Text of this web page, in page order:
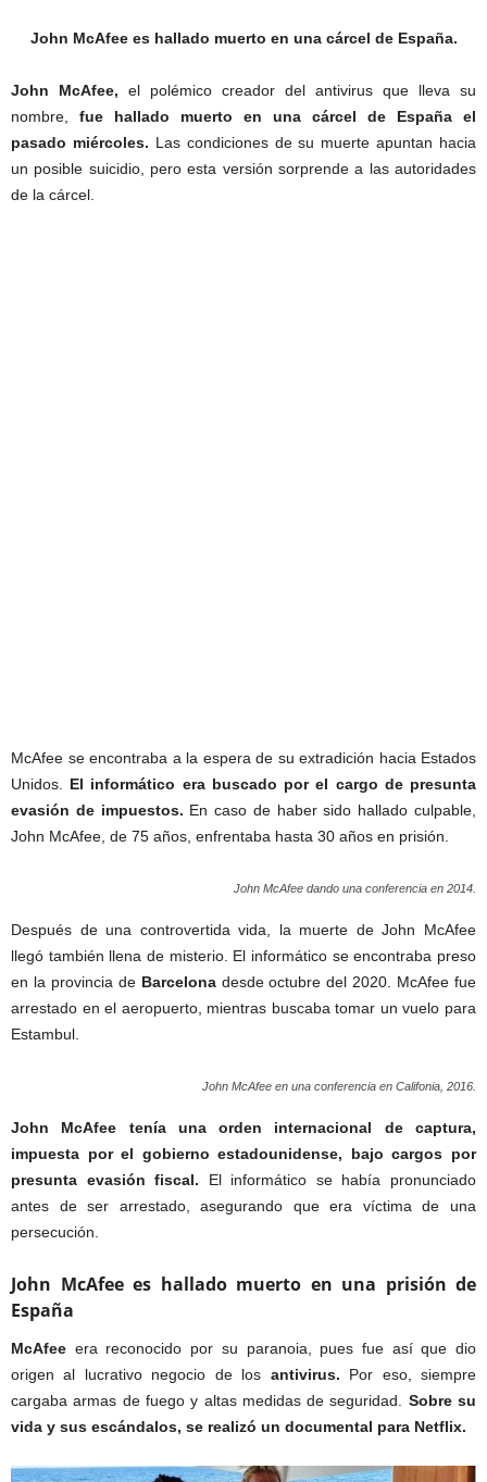
John McAfee es hallado muerto en una cárcel de España.
John McAfee, el polémico creador del antivirus que lleva su
nombre, fue hallado muerto en una cárcel de España el
pasado miércoles. Las condiciones de su muerte apuntan hacia
un posible suicidio, pero esta versión sorprende a las autoridades
de la cárcel.
McAfee se encontraba a la espera de su extradición hacia Estados
Unidos. El informático era buscado por el cargo de presunta
evasión de impuestos. En caso de haber sido hallado culpable,
John McAfee, de 75 años, enfrentaba hasta 30 años en prisión.
John McAfee dando una conferencia en 2014.
Después de una controvertida vida, la muerte de John McAfee
llegó también llena de misterio. El informático se encontraba preso
en la provincia de Barcelonadesde octubre del 2020. McAfee fue
arrestado en el aeropuerto, mientras buscaba tomar un vuelo para
Estambul.
John McAfee en una conferencia en Califonia, 2016.
John McAfee tenía una orden internacional de captura,
impuesta por el gobierno estadounidense, bajo cargos por
presunta evasión fiscal. El informático se había pronunciado
antes de ser arrestado, asegurando que era víctima de una
persecución.
John McAfee es hallado muerto en una prisión de
España
McAfee era reconocido por su paranoia, pues fue así que dio
origen al lucrativo negocio de los antivirus. Por eso, siempre
cargaba armas de fuego y altas medidas de seguridad. Sobre su
vida y sus escándalos, se realizó un documental para Netflix.